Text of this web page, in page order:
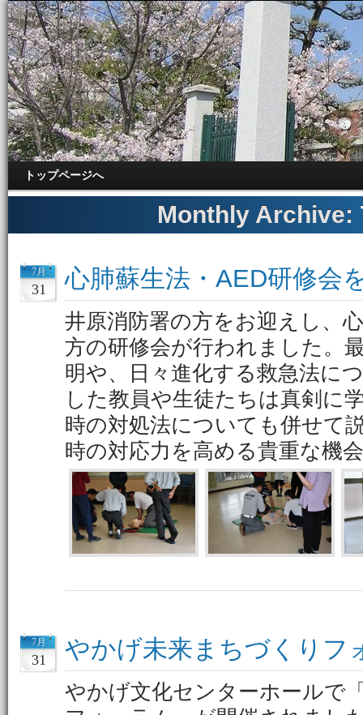
トップページへ
Monthly Archive:
7月
31 心肺蘇生法・AED研修会
井原消防署の方をお迎えし、
方の研修会が行われました。
明や、日々進化する救急法に
した教員や生徒たちは真剣に
時の対処法についても併せて
時の対応力を高める貴重な機
7月
31 やかげ未来まちづくりフ
やかげ文化センターホールで